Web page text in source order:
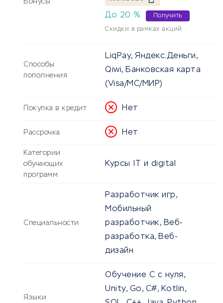
Бонусы
До 20 % Получить
Скидки в рамках акций
Способы
пополнения
LiqPay, Яндекс.Деньги,
Qiwi, Банковская карта
(Visa/MC/МИР)
Покупка в кредит Нет
Рассрочка Нет
Категории
обучающих
программ
Курсы IT и digital
Специальности
Разработчик игр,
Мобильный
разработчик, Веб-
разработка, Веб-
дизайн
Языки
Обучение С с нуля,
Unity, Go, C#, Kotlin,